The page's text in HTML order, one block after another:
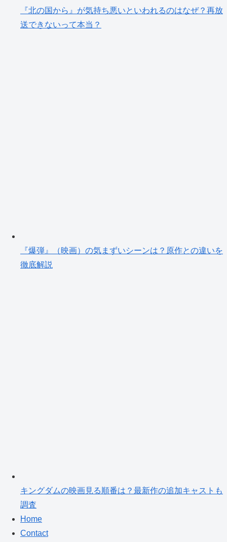
『北の国から』が気持ち悪いといわれるのはなぜ？再放
送できないって本当？
『爆弾』（映画）の気まずいシーンは？原作との違いを
徹底解説
キングダムの映画見る順番は？最新作の追加キャストも
調査
Home
Contact